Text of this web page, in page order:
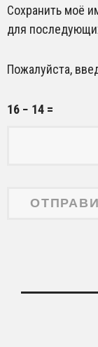
Сохранить моё
для
Пожалуйста,
16 − 14 =